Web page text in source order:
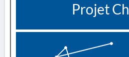
Projet